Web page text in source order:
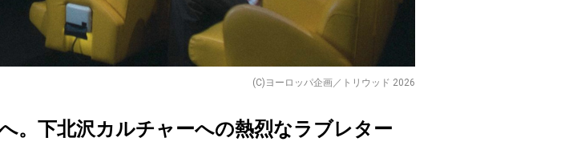
(C)ヨーロッパ企画／トリウッド 2026
。下北沢カルチャーへの熱烈なラブレター